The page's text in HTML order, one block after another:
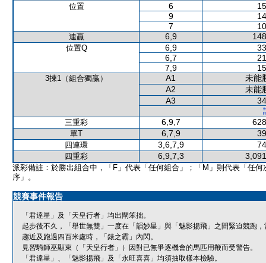
位置 6
9
7
連贏 6,9
位置Q 6,9
6,7
7,9
3揀1（組合獨贏） A1
未能
A2
未能
A3
三重彩
6,9,7
單T 6,7,9
四連環 3,6,7,9
四重彩 6,9,7,3
派彩備註：於勝出組合中，「F」代表「任何組合」；「M」則代表「任何
序」。
競賽事件報告
「君達星」及「天皇行者」均出閘笨拙。
起步後不久，「舉世無雙」一度在「韻妙星」與「魅影揚飛」之間緊迫競跑
趨近及跑過四百米處時，「錶之霸」內閃。
見習騎師巫顯東（「天皇行者」）因對已無爭逐機會的馬匹用鞭而受警告。
「君達星」、「魅影揚飛」及「永旺喜喜」均須抽取樣本檢驗。